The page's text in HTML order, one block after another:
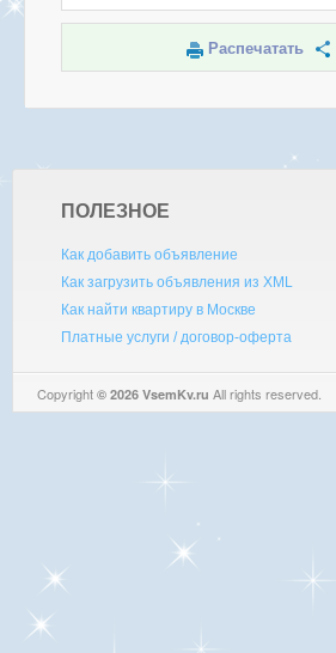
Распечатать
ПОЛЕЗНОЕ
Как добавить объявление
Как загрузить объявления из XML
Как найти квартиру в Москве
Платные услуги / договор-оферта
Copyright © 2026 VsemKv.ru All rights reserved.